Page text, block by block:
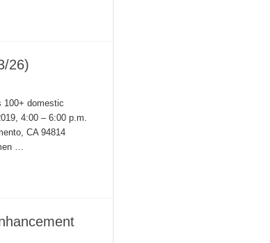
26)
100+ domestic
4:00 – 6:00 p.m.
CA 94814
…